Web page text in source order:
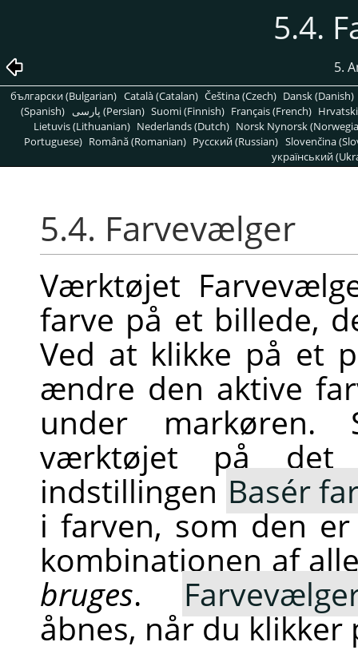
5.4.
5.
български (Bulgarian) Català (Catalan) Čeština (Czech) Dansk (Danish)
(Spanish)
پارسی (Persian) Suomi (Finnish) Français (French)
Lietuvis (Lithuanian) Nederlands (Dutch) Norsk Nynorsk
Portuguese) Română (Romanian) Pусский (Russian) Slovenčina
український
5.4. Farvevælger
Værktøjet
farve på et billede,
Ved at klikke på et
ændre den aktive
under markøren.
værktøjet på det
indstillingen Basér
i farven, som den
kombinationen af
bruges.
åbnes, når du klikker